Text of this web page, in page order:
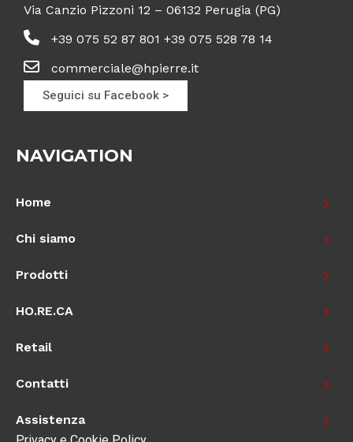
Via Canzio Pizzoni 12 – 06132 Perugia (PG)
+39 075 52 87 801 +39 075 528 78 14
commerciale@hpierre.it
Seguici su Facebook >
NAVIGATION
Home
Chi siamo
Prodotti
HO.RE.CA
Retail
Contatti
Assistenza